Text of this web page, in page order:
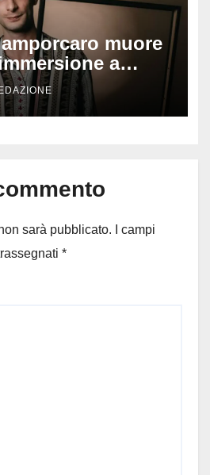
muore
a
aperta
per omicidio
emerge sulla
sarà pubblicato.
I campi
*